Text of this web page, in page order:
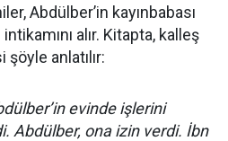
Abdülber’in kayınbabası
alır. Kitapta, kalleş
anlatılır:
evinde işlerini
Abdülber, ona izin verdi. İbn